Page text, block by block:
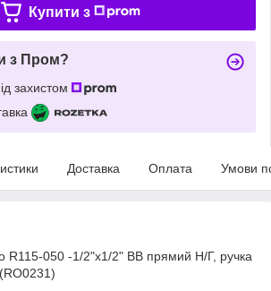
Купити з
з Пром?
захистом
Доставка Оплата Умови
R115-050 -1/2"х1/2" ВВ прямий Н/Г, ручка